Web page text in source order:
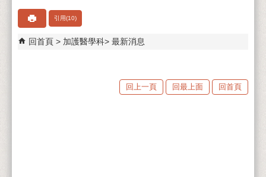
引用(10)
回首頁 加護醫學科 最新消息
回上一頁 回最上面 回首頁